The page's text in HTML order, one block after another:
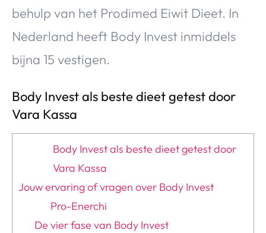
Food & Drinks Health & Beauty Gadgets
Huis & Tuin
behulp van het Prodimed Eiwit Dieet. In
Nederland heeft Body Invest inmiddels
bijna 15 vestigen.
Body Invest als beste dieet getest door
Vara Kassa
Body Invest als beste dieet getest door
Vara Kassa
Jouw ervaring of vragen over Body Invest
Pro-Enerchi
De vier fase van Body Invest